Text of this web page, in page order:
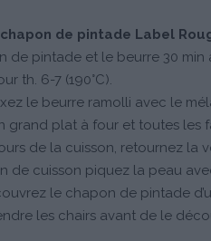
de pintade Label
de pintade et le beurre 30 min
th. 6-7 (190°C).
le beurre ramolli avec le
grand plat à four et toutes les
de la cuisson, retournez la
de cuisson piquez la peau
le chapon de pintade
les chairs avant de le